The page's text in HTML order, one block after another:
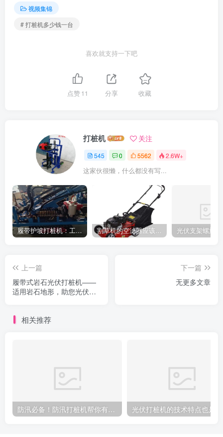
视频集锦
# 打桩机多少钱一台
喜欢就支持一下吧
点赞11 分享 收藏
打桩机 关注
545 0 5562 2.6W+
这家伙很懒，什么都没有写...
履带护坡打桩机：工地施工利器 割草机的空滤器应该怎么清洁
上一篇
履带式岩石光伏打桩机——
适用岩石地形，助您光伏装
下一篇
无更多文章
相关推荐
防汛必备！防汛打桩机帮你有效抵御洪水袭击